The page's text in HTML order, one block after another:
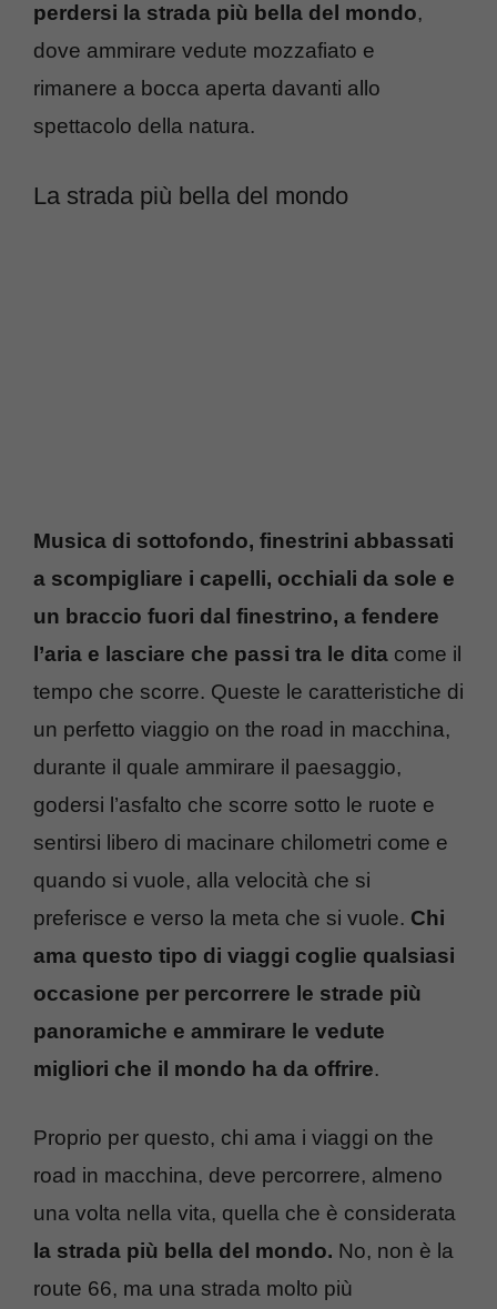
perdersi la strada più bella del mondo,
dove ammirare vedute mozzafiato e
rimanere a bocca aperta davanti allo
spettacolo della natura.
La strada più bella del mondo
Musica di sottofondo, finestrini abbassati
a scompigliare i capelli, occhiali da sole e
un braccio fuori dal finestrino, a fendere
l’aria e lasciare che passi tra le dita come il
tempo che scorre. Queste le caratteristiche di
un perfetto viaggio on the road in macchina,
durante il quale ammirare il paesaggio,
godersi l’asfalto che scorre sotto le ruote e
sentirsi libero di macinare chilometri come e
quando si vuole, alla velocità che si
preferisce e verso la meta che si vuole. Chi
ama questo tipo di viaggi coglie qualsiasi
occasione per percorrere le strade più
panoramiche e ammirare le vedute
migliori che il mondo ha da offrire.
Proprio per questo, chi ama i viaggi on the
road in macchina, deve percorrere, almeno
una volta nella vita, quella che è considerata
la strada più bella del mondo. No, non è la
route 66, ma una strada molto più